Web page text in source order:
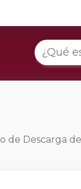
Descarga